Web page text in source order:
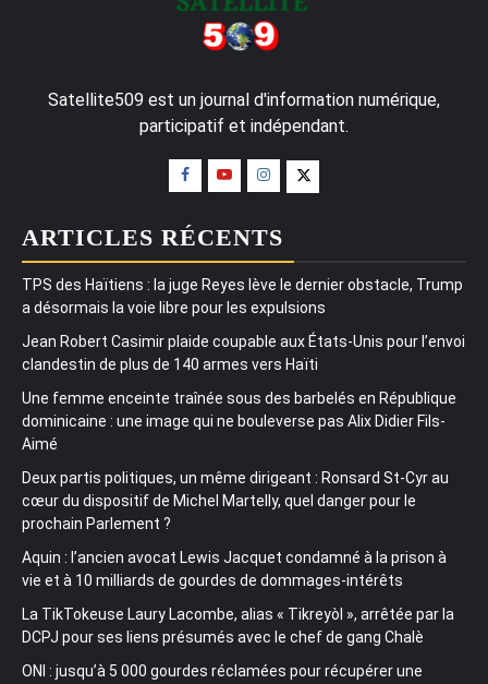
Satellite509 est un journal d'information numérique,
participatif et indépendant.
ARTICLES RÉCENTS
TPS des Haïtiens : la juge Reyes lève le dernier obstacle, Trump
a désormais la voie libre pour les expulsions
Jean Robert Casimir plaide coupable aux États-Unis pour l’envoi
clandestin de plus de 140 armes vers Haïti
Une femme enceinte traînée sous des barbelés en République
dominicaine : une image qui ne bouleverse pas Alix Didier Fils-
Aimé
Deux partis politiques, un même dirigeant : Ronsard St-Cyr au
cœur du dispositif de Michel Martelly, quel danger pour le
prochain Parlement ?
Aquin : l’ancien avocat Lewis Jacquet condamné à la prison à
vie et à 10 milliards de gourdes de dommages-intérêts
La TikTokeuse Laury Lacombe, alias « Tikreyòl », arrêtée par la
DCPJ pour ses liens présumés avec le chef de gang Chalè
ONI : jusqu’à 5 000 gourdes réclamées pour récupérer une